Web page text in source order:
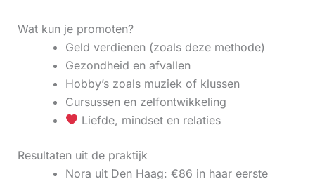
Wat kun je promoten?
Geld verdienen (zoals deze methode)
Gezondheid en afvallen
Hobby’s zoals muziek of klussen
Cursussen en zelfontwikkeling
Liefde, mindset en relaties
Resultaten uit de praktijk
Nora uit Den Haag: €86 in haar eerste